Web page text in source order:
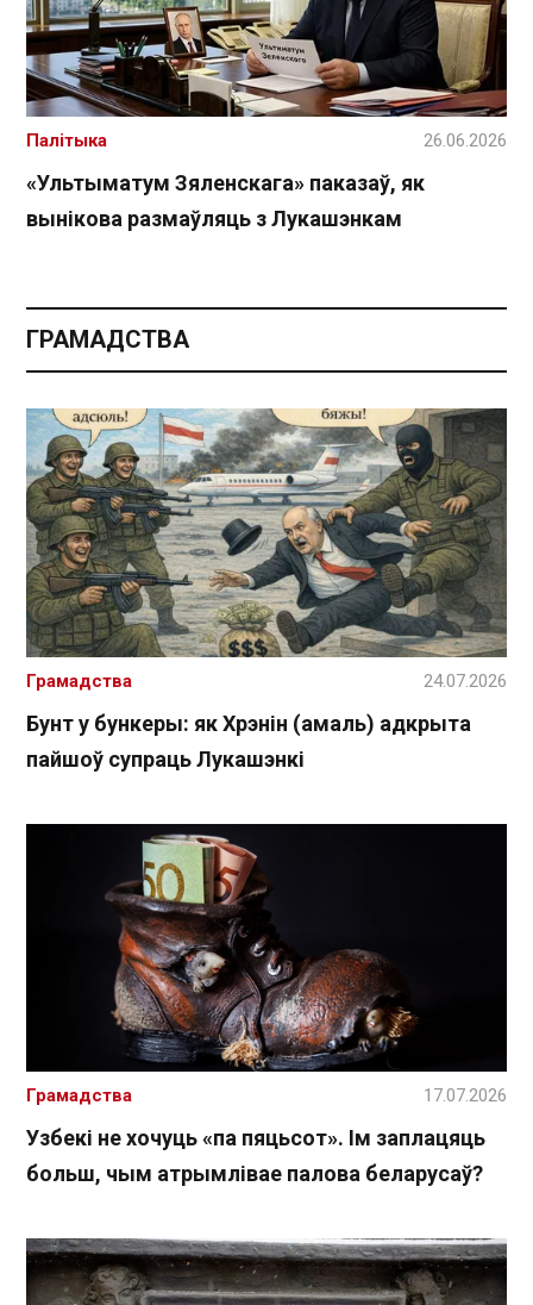
«Ультыматум Зяленскага» паказаў, як
вынікова размаўляць з Лукашэнкам
Палітыка 26.06.2026
ГРАМАДСТВА
Бунт у бункеры: як Хрэнін (амаль) адкрыта
пайшоў супраць Лукашэнкі
Грамадства 24.07.2026
Узбекі не хочуць «па пяцьсот». Ім заплацяць
больш, чым атрымлівае палова беларусаў?
Грамадства 17.07.2026